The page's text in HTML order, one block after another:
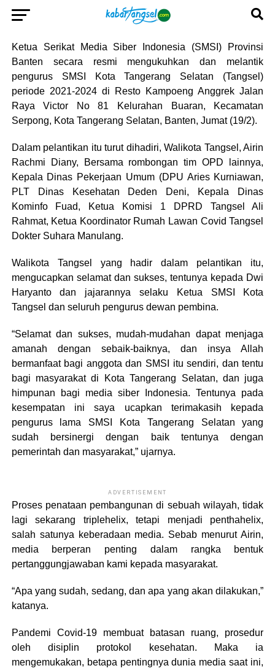
Ketua Serikat Media Siber Indonesia (SMSI) Provinsi
Banten secara resmi mengukuhkan dan melantik
pengurus SMSI Kota Tangerang Selatan (Tangsel)
periode 2021-2024 di Resto Kampoeng Anggrek Jalan
Raya Victor No 81 Kelurahan Buaran, Kecamatan
Serpong, Kota Tangerang Selatan, Banten, Jumat (19/2).
Dalam pelantikan itu turut dihadiri, Walikota Tangsel, Airin
Rachmi Diany, Bersama rombongan tim OPD lainnya,
Kepala Dinas Pekerjaan Umum (DPU Aries Kurniawan,
PLT Dinas Kesehatan Deden Deni, Kepala Dinas
Kominfo Fuad, Ketua Komisi 1 DPRD Tangsel Ali
Rahmat, Ketua Koordinator Rumah Lawan Covid Tangsel
Dokter Suhara Manulang.
Walikota Tangsel yang hadir dalam pelantikan itu,
mengucapkan selamat dan sukses, tentunya kepada Dwi
Haryanto dan jajarannya selaku Ketua SMSI Kota
Tangsel dan seluruh pengurus dewan pembina.
“Selamat dan sukses, mudah-mudahan dapat menjaga
amanah dengan sebaik-baiknya, dan insya Allah
bermanfaat bagi anggota dan SMSI itu sendiri, dan tentu
bagi masyarakat di Kota Tangerang Selatan, dan juga
himpunan bagi media siber Indonesia. Tentunya pada
kesempatan ini saya ucapkan terimakasih kepada
pengurus lama SMSI Kota Tangerang Selatan yang
sudah bersinergi dengan baik tentunya dengan
pemerintah dan masyarakat,” ujarnya.
ADVERTISEMENT
Proses penataan pembangunan di sebuah wilayah, tidak
lagi sekarang triplehelix, tetapi menjadi penthahelix,
salah satunya keberadaan media. Sebab menurut Airin,
media berperan penting dalam rangka bentuk
pertanggungjawaban kami kepada masyarakat.
“Apa yang sudah, sedang, dan apa yang akan dilakukan,”
katanya.
Pandemi Covid-19 membuat batasan ruang, prosedur
oleh disiplin protokol kesehatan. Maka ia
mengemukakan, betapa pentingnya dunia media saat ini,